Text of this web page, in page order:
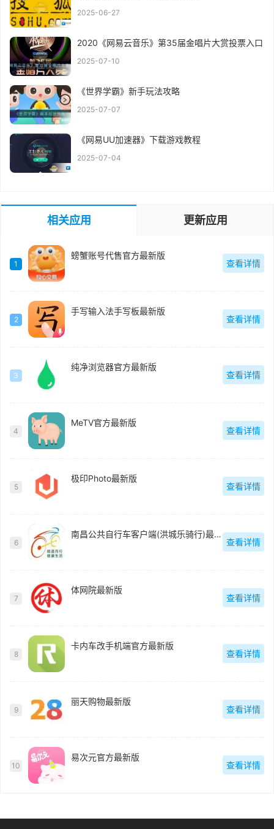
2025-06-27
2020《网易云音乐》第35届金唱片大赏投票入口
2025-07-10
《世界学霸》新手玩法攻略
2025-07-07
《网易UU加速器》下载游戏教程
2025-07-04
相关应用 更新应用
1
螃蟹账号代售官方最新版
查看详情
2
手写输入法手写板最新版
查看详情
3
纯净浏览器官方最新版
查看详情
4
MeTV官方最新版
查看详情
5
极印Photo最新版
查看详情
6
南昌公共自行车客户端(洪城乐骑行)最新版
查看详情
7
体网院最新版
查看详情
8
卡内车改手机端官方最新版
查看详情
9
丽天购物最新版
查看详情
10
易次元官方最新版
查看详情